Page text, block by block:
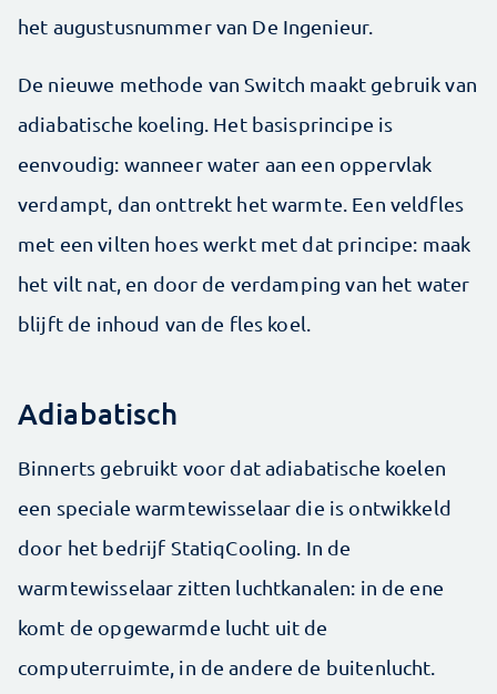
het augustusnummer van De Ingenieur.
De nieuwe methode van Switch maakt gebruik van
adiabatische koeling. Het basisprincipe is
eenvoudig: wanneer water aan een oppervlak
verdampt, dan onttrekt het warmte. Een veldfles
met een vilten hoes werkt met dat principe: maak
het vilt nat, en door de verdamping van het water
blijft de inhoud van de fles koel.
Adiabatisch
Binnerts gebruikt voor dat adiabatische koelen
een speciale warmtewisselaar die is ontwikkeld
door het bedrijf StatiqCooling. In de
warmtewisselaar zitten luchtkanalen: in de ene
komt de opgewarmde lucht uit de
computerruimte, in de andere de buitenlucht.